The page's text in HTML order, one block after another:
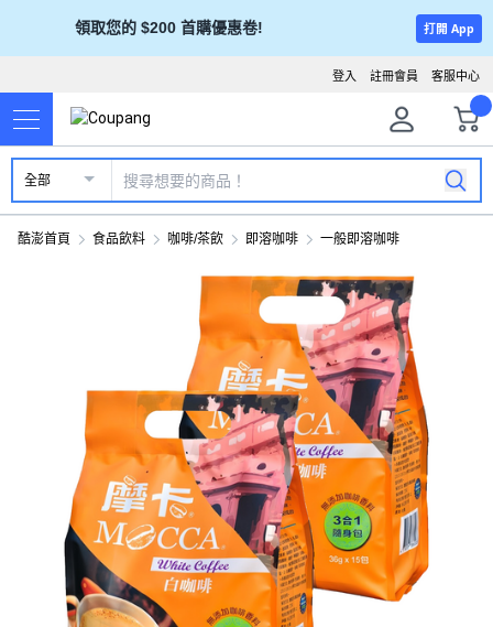
領取您的 $200 首購優惠卷! 打開 App
客服中心
註冊會員
登入
全部
酷澎首頁 食品飲料 咖啡/茶飲 即溶咖啡 一般即溶咖啡